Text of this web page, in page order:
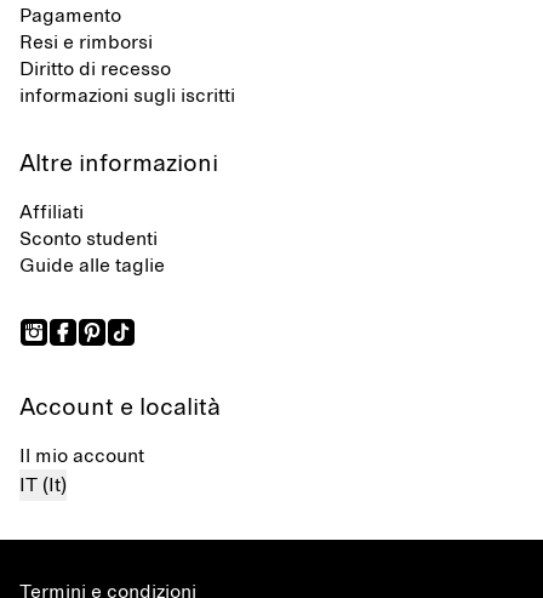
Pagamento
Resi e rimborsi
Diritto di recesso
informazioni sugli iscritti
Altre informazioni
Affiliati
Sconto studenti
Guide alle taglie
Account e località
Il mio account
IT (It)
Termini e condizioni